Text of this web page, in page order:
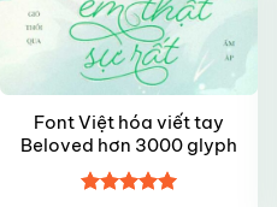
Font Việt hóa viết tay
Beloved hơn 3000 glyph